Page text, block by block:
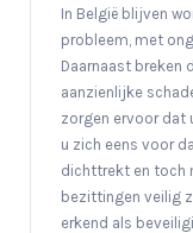
In België blijven
probleem, met
Daarnaast breken
aanzienlijke
zorgen ervoor dat
u zich eens voor
dichttrekt en toch
bezittingen veilig
erkend als